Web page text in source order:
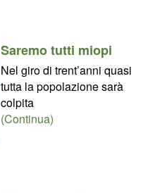
Saremo tutti miopi
Nel giro di trent’anni quasi
tutta la popolazione sarà
colpita
(Continua)